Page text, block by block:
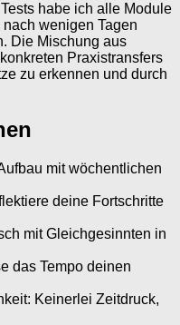
habe ich alle Module
wenigen Tagen
Die Mischung aus
Praxistransfers
zu erkennen und durch
mit wöchentlichen
deine Fortschritte
mit Gleichgesinnten in
das Tempo deinen
Keinerlei Zeitdruck,